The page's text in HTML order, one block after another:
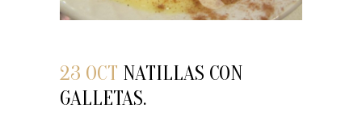
23 OCT NATILLAS CON
GALLETAS.